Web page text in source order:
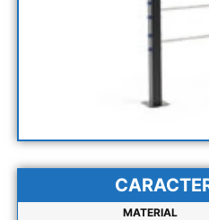
MATERIAL